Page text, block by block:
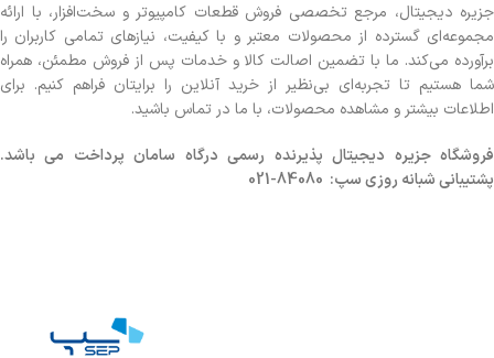
جزیره دیجیتال، مرجع تخصصی فروش قطعات کامپیوتر و سخت‌افزار، با ارائه
مجموعه‌ای گسترده از محصولات معتبر و با کیفیت، نیازهای تمامی کاربران را
برآورده می‌کند. ما با تضمین اصالت کالا و خدمات پس از فروش مطمئن، همراه
شما هستیم تا تجربه‌ای بی‌نظیر از خرید آنلاین را برایتان فراهم کنیم. برای
اطلاعات بیشتر و مشاهده محصولات، با ما در تماس باشید.
فروشگاهجزیره دیجیتال پذیرنده رسمی درگاه سامان پرداخت می باشد.
پشتیبانی شبانه روزی سپ: 84080-021